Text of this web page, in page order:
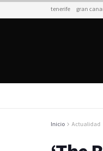
tenerife gran
Inicio Actualidad